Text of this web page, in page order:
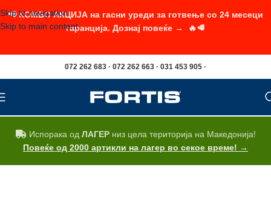
Skip to navigation
Skip to main content
072 262 683 · 072 262 663 · 031 453 905 ·
Испорака од ЛАГЕРниз цела територија на Македонија!
Повеќе од 2000 артикли на лагер во секое време! →
📢 КОМБО АКЦИЈА на гасни уреди за готвење со 24 месеци
гаранција. Дознај повеќе → 🔥🥩